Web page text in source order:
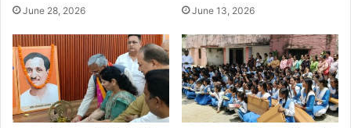
June 28, 2026 June 13, 2026